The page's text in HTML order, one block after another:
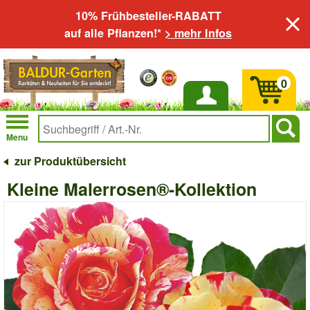
10% Frühbesteller-RABATT
auf alle Pflanzen!* > mehr Infos
Anmelden
Menu
0
zur Produktübersicht
Kleine Malerrosen®-Kollektion